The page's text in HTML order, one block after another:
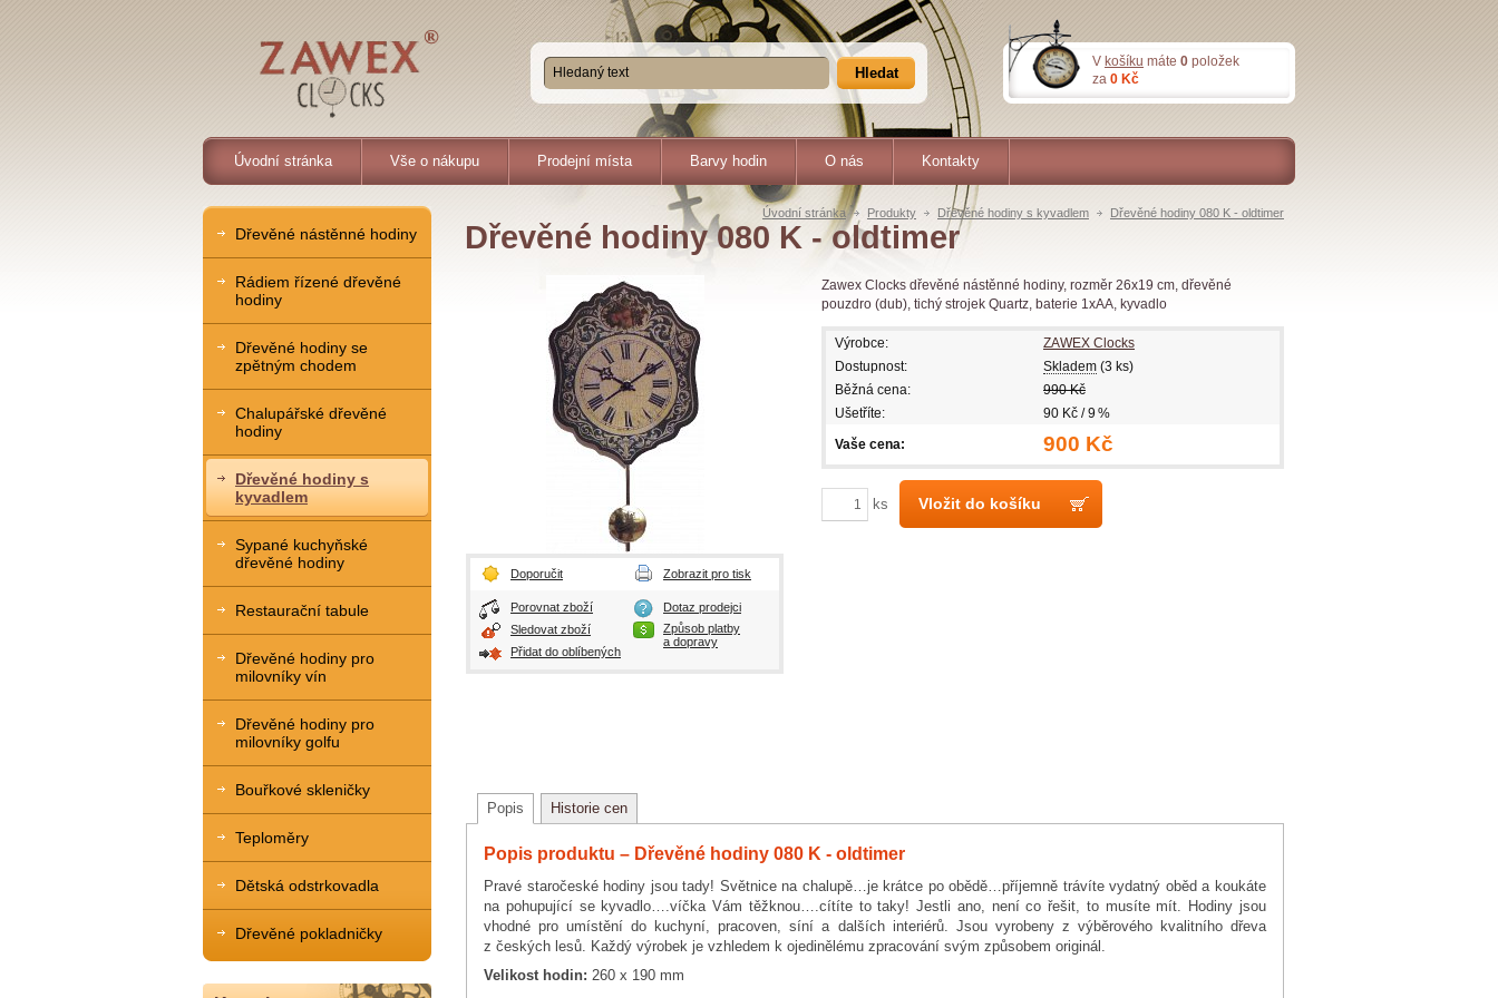
Hledat
V košíku máte 0 položek
za 0 Kč
Úvodní stránka Vše o nákupu Prodejní místa Barvy hodin O nás Kontakty
Úvodní stránka Produkty Dřevěné hodiny s kyvadlem Dřevěné hodiny 080 K - oldtimer
Dřevěné hodiny 080 K - oldtimer
Doporučit Zobrazit pro tisk
Porovnat zboží
Sledovat zboží
Přidat do oblíbených
Dotaz prodejci
Způsob platby
a dopravy
Zawex Clocks dřevěné nástěnné hodiny, rozměr 26x19 cm, dřevěné
pouzdro (dub), tichý strojek Quartz, baterie 1xAA, kyvadlo
Výrobce:
ZAWEX Clocks
Dostupnost:
Skladem (3 ks)
Běžná cena:
990 Kč
Ušetříte:
90 Kč / 9 %
Vaše cena: 900 Kč
ks Vložit do košíku
Popis Historie cen
Popis produktu – Dřevěné hodiny 080 K - oldtimer
Pravé staročeské hodiny jsou tady! Světnice na chalupě…je krátce po obědě…příjemně trávíte vydatný oběd a koukáte
na pohupující se kyvadlo….víčka Vám těžknou….cítíte to taky! Jestli ano, není co řešit, to musíte mít. Hodiny jsou
vhodné pro umístění do kuchyní, pracoven, síní a dalších interiérů. Jsou vyrobeny z výběrového kvalitního dřeva
z českých lesů. Každý výrobek je vzhledem k ojedinělému zpracování svým způsobem originál.
Velikost hodin: 260 x 190 mm
Dřevěné nástěnné hodiny
Rádiem řízené dřevěné
hodiny
Dřevěné hodiny se
zpětným chodem
Chalupářské dřevěné
hodiny
Dřevěné hodiny s
kyvadlem
Sypané kuchyňské
dřevěné hodiny
Restaurační tabule
Dřevěné hodiny pro
milovníky vín
Dřevěné hodiny pro
milovníky golfu
Bouřkové skleničky
Teploměry
Dětská odstrkovadla
Dřevěné pokladničky